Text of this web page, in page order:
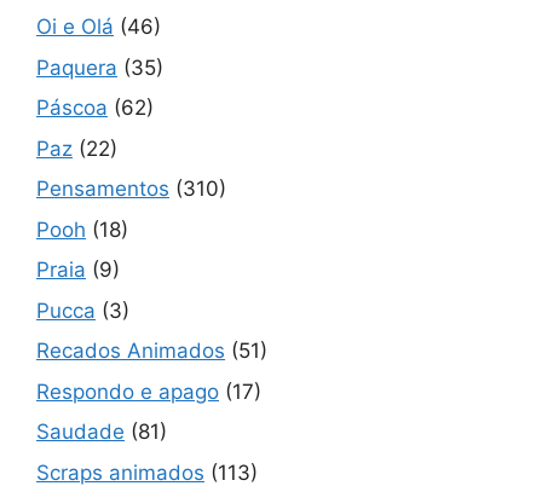
Oi e Olá (46)
Paquera (35)
Páscoa (62)
Paz (22)
Pensamentos (310)
Pooh (18)
Praia (9)
Pucca (3)
Recados Animados (51)
Respondo e apago (17)
Saudade (81)
Scraps animados (113)